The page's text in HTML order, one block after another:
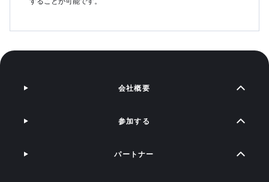
会社概要
参加する
パートナー